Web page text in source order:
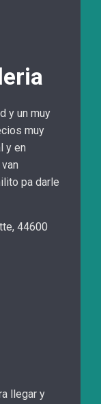
y un muy
muy
y en
pa darle
44600
llegar y